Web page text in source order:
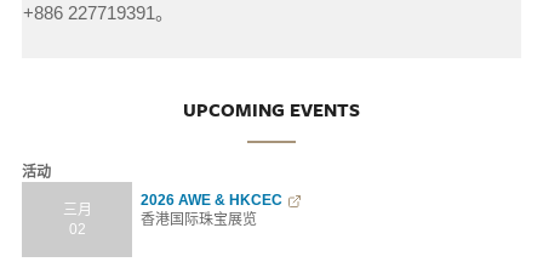
+886 227719391。
UPCOMING EVENTS
活动
三月
02
2026 AWE & HKCEC
香港国际珠宝展览